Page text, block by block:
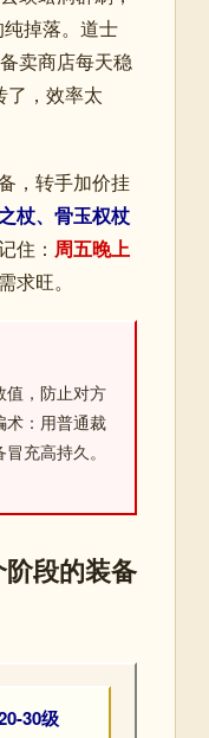
纯掉落。道士
卖商店每天稳
了，效率太
，转手加价挂
杖、骨玉权杖
住： 周五晚上
求旺。
值，防止对方
术：用普通裁
充高持久。
阶段的装备
30级